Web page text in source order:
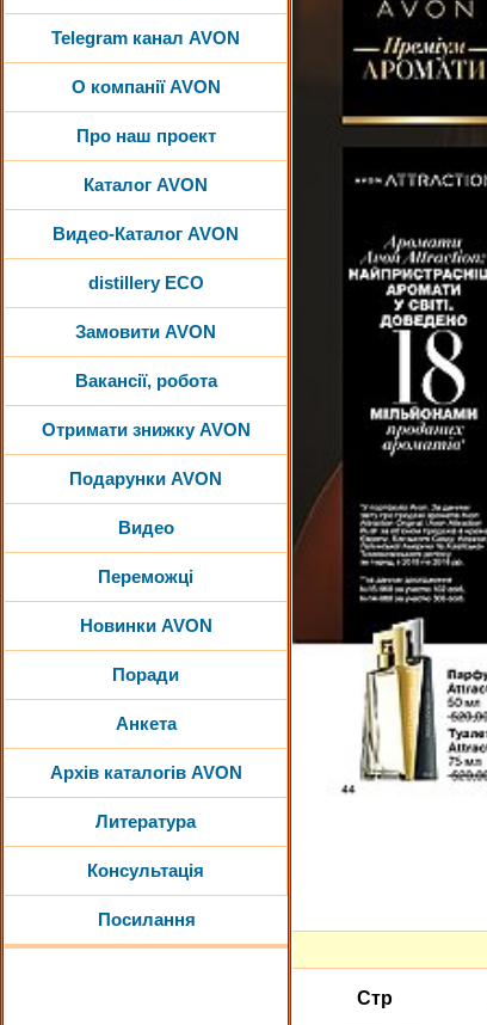
Telegram канал AVON
О компанії AVON
Про наш проект
Каталог AVON
Видео-Каталог AVON
distillery ECO
Замовити AVON
Вакансії, робота
Отримати знижку AVON
Подарунки AVON
Видео
Переможці
Новинки AVON
Поради
Анкета
Архів каталогів AVON
Литература
Консультація
Посилання
Стр